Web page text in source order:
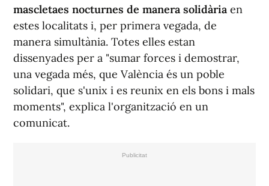
mascletaes nocturnes de manera solidària en
estes localitats i, per primera vegada, de
manera simultània. Totes elles estan
dissenyades per a "sumar forces i demostrar,
una vegada més, que València és un poble
solidari, que s'unix i es reunix en els bons i mals
moments", explica l'organització en un
comunicat.